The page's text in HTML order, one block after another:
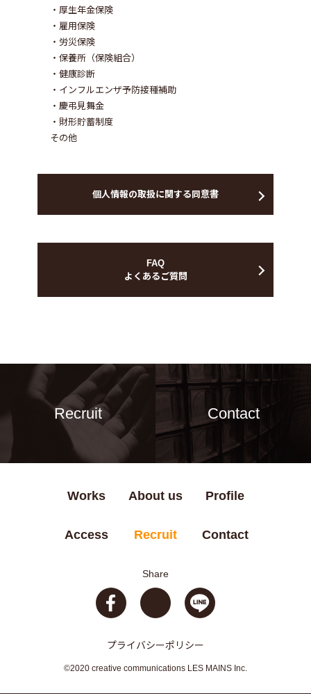
・厚生年金保険
・雇用保険
・労災保険
・保養所（保険組合）
・健康診断
・インフルエンザ予防接種補助
・慶弔見舞金
・財形貯蓄制度
その他
個人情報の取扱に関する同意書
FAQ
よくあるご質問
Recruit Contact
Works About us Profile
Access Recruit Contact
Share
プライバシーポリシー
©2020 creative communications LES MAINS Inc.